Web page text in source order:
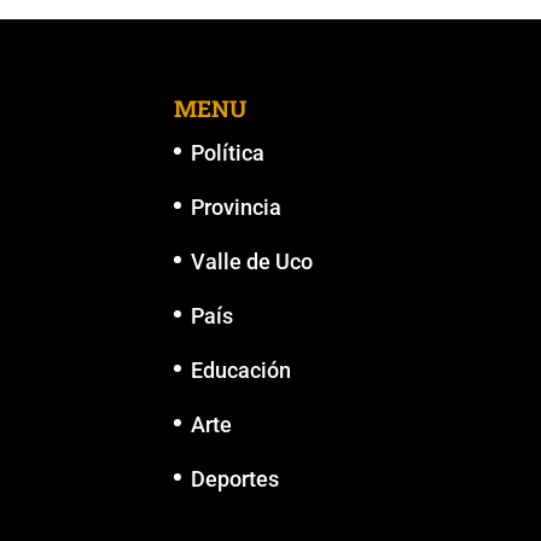
MENU
Política
Provincia
Valle de Uco
País
Educación
Arte
Deportes